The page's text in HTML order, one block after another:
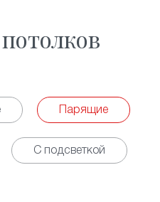
Парящие
С подсветкой